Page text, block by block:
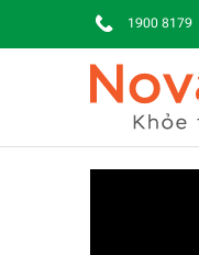
Skip to main
1900 8179